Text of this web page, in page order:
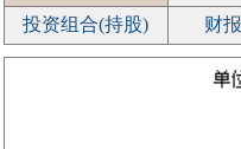
投资组合(持股)
财